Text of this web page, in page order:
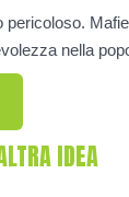
pericoloso.
nella
IDEA